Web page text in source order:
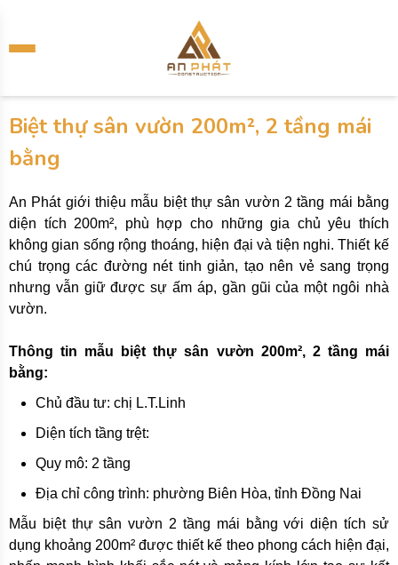
Biệt thự sân vườn 200m², 2 tầng mái
bằng
An Phát giới thiệu mẫu biệt thự sân vườn 2 tầng mái bằng
diện tích 200m², phù hợp cho những gia chủ yêu thích
không gian sống rộng thoáng, hiện đại và tiện nghi. Thiết kế
chú trọng các đường nét tinh giản, tạo nên vẻ sang trọng
nhưng vẫn giữ được sự ấm áp, gần gũi của một ngôi nhà
vườn.
Thông tin mẫu biệt thự sân vườn 200m², 2 tầng mái
bằng:
Chủ đầu tư: chị L.T.Linh
Diện tích tầng trệt:
Quy mô: 2 tầng
Địa chỉ công trình: phường Biên Hòa, tỉnh Đồng Nai
Mẫu biệt thự sân vườn 2 tầng mái bằng với diện tích sử
dụng khoảng 200m² được thiết kế theo phong cách hiện đại,